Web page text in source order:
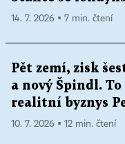
14. 7. 2026 ▪ 7 min. čtení
Pět zemí, zisk
a nový Špindl.
realitní byznys
10. 7. 2026 ▪ 12 min. čtení